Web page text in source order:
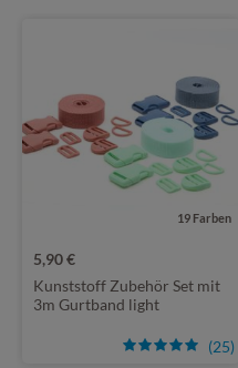
19 Farben
(25)
5,90 €
Kunststoff Zubehör Set mit
3m Gurtband light